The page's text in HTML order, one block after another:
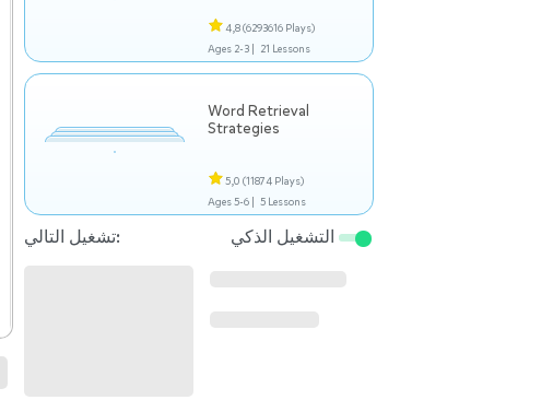
4,8(6293616 Plays)
Ages 2-3 | 21 Lessons
Word Retrieval
Strategies
5,0 (11874 Plays)
Ages 5-6 | 5 Lessons
تشغيل التالي: